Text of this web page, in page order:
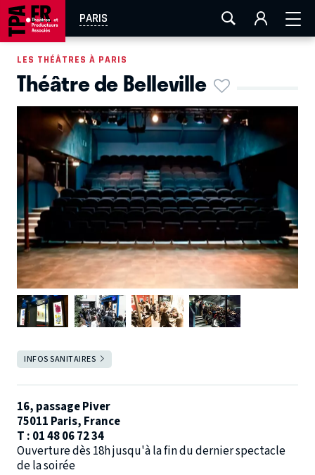
PARIS
AIX-MARSEILLE LA ROCHELLE
EN TOURNÉE
LES THÉÂTRES À PARIS
Théâtre de Belleville
Salle ouverte
INFOS SANITAIRES
16, passage Piver
75011 Paris, France
T : 01 48 06 72 34
Ouverture dès 18h jusqu'à la fin du dernier spectacle
de la soirée